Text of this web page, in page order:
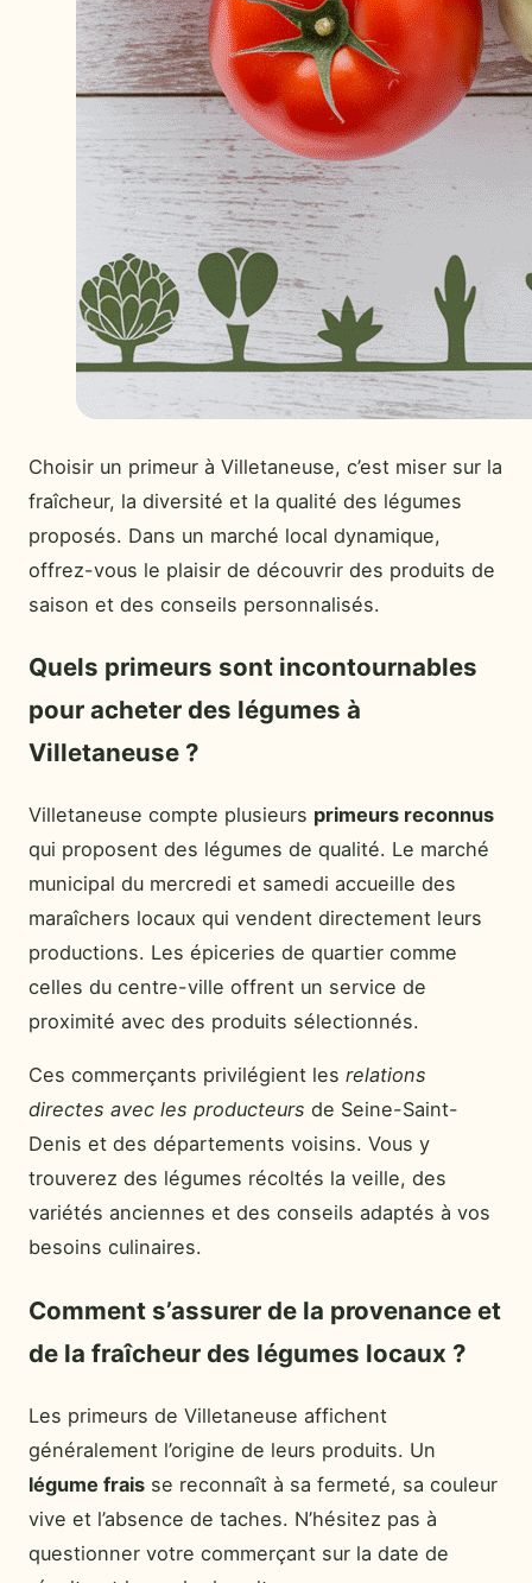
Choisir un primeur à Villetaneuse, c’est miser sur la
fraîcheur, la diversité et la qualité des légumes
proposés. Dans un marché local dynamique,
offrez-vous le plaisir de découvrir des produits de
saison et des conseils personnalisés.
Quels primeurs sont incontournables
pour acheter des légumes à
Villetaneuse ?
Villetaneuse compte plusieurs primeurs reconnus
qui proposent des légumes de qualité. Le marché
municipal du mercredi et samedi accueille des
maraîchers locaux qui vendent directement leurs
productions. Les épiceries de quartier comme
celles du centre-ville offrent un service de
proximité avec des produits sélectionnés.
Ces commerçants privilégient les relations
directes avec les producteurs de Seine-Saint-
Denis et des départements voisins. Vous y
trouverez des légumes récoltés la veille, des
variétés anciennes et des conseils adaptés à vos
besoins culinaires.
Comment s’assurer de la provenance et
de la fraîcheur des légumes locaux ?
Les primeurs de Villetaneuse affichent
généralement l’origine de leurs produits. Un
légume frais se reconnaît à sa fermeté, sa couleur
vive et l’absence de taches. N’hésitez pas à
questionner votre commerçant sur la date de